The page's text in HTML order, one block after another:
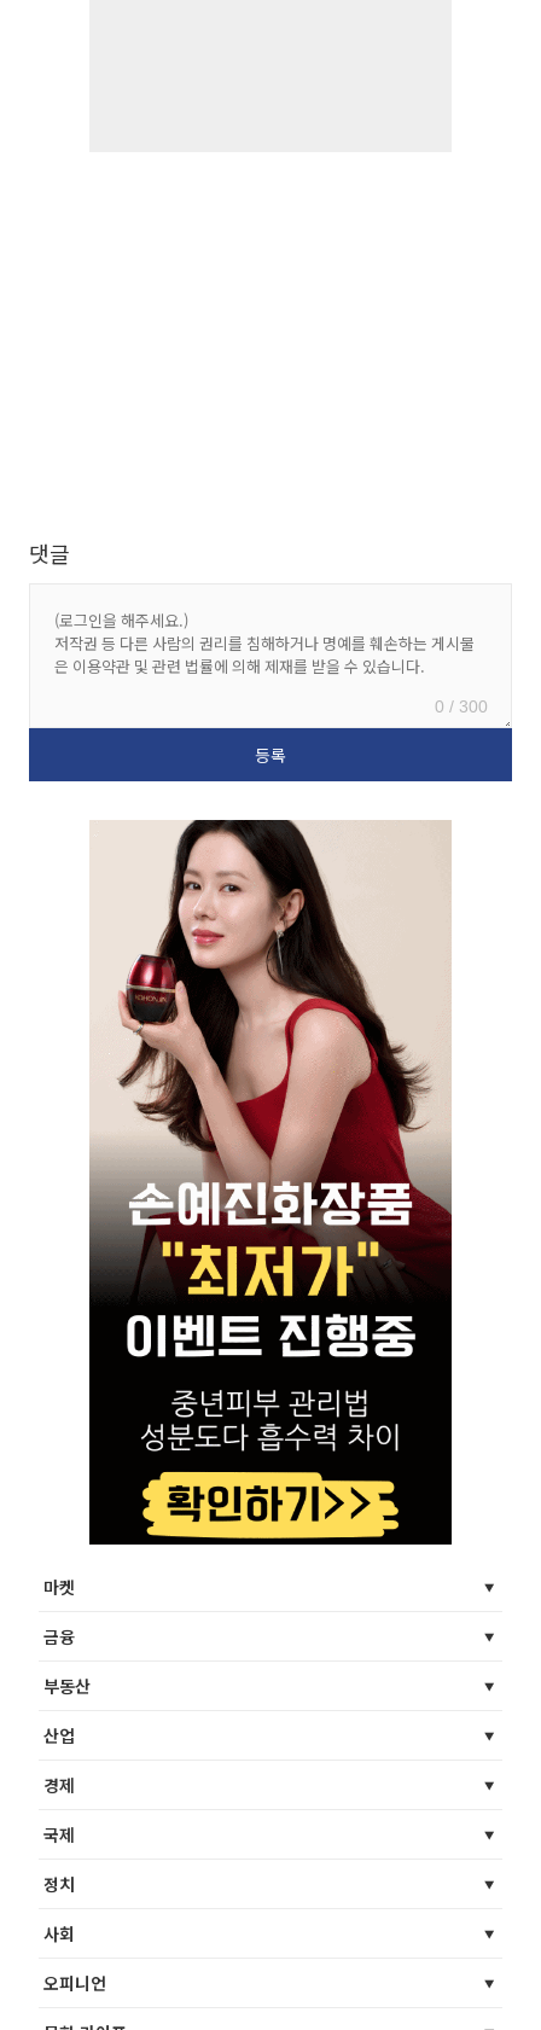
댓글
0 / 300
마켓
금융
부동산
산업
경제
국제
정치
사회
오피니언